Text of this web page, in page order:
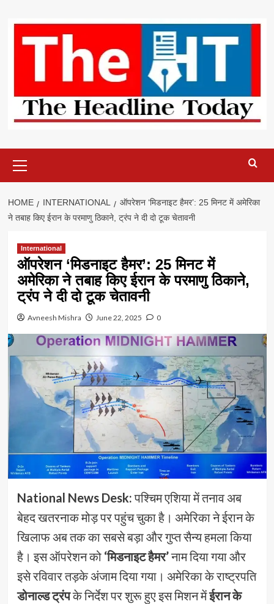
content
Menu
HOME INTERNATIONAL
ऑपरेशन ‘मिडनाइट हैमर’: 25 मिनट में अमेरिका
ने तबाह किए ईरान के परमाणु ठिकाने, ट्रंप ने दी दो टूक चेतावनी
International
ऑपरेशन ‘मिडनाइट हैमर’: 25 मिनट में
अमेरिका ने तबाह किए ईरान के परमाणु ठिकाने,
ट्रंप ने दी दो टूक चेतावनी
Avneesh Mishra June 22, 2025 0
National News Desk:पश्चिम एशिया में तनाव अब
बेहद खतरनाक मोड़ पर पहुंच चुका है। अमेरिका ने ईरान के
खिलाफ अब तक का सबसे बड़ा और गुप्त सैन्य हमला किया
है। इस ऑपरेशन को ‘मिडनाइट हैमर’नाम दिया गया और
इसे रविवार तड़के अंजाम दिया गया। अमेरिका के राष्ट्रपति
डोनाल्ड ट्रंपके निर्देश पर शुरू हुए इस मिशन मेंईरान के